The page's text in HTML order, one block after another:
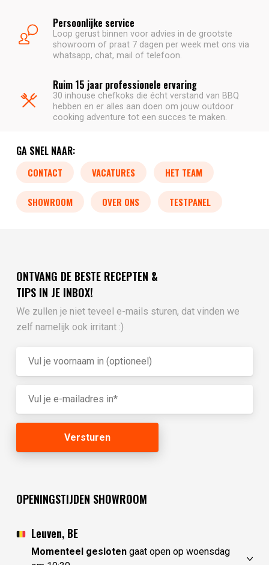
Persoonlijke service
Loop gerust binnen voor advies in de grootste
showroom of praat 7 dagen per week met ons via
whatsapp, chat, mail of telefoon.
Ruim 15 jaar professionele ervaring
30 inhouse chefkoks die écht verstand van BBQ
hebben en er alles aan doen om jouw outdoor
cooking adventure tot een succes te maken.
GA SNEL NAAR:
CONTACT VACATURES HET TEAM
SHOWROOM OVER ONS TESTPANEL
ONTVANG DE BESTE RECEPTEN &
TIPS IN JE INBOX!
We zullen je niet teveel e-mails sturen, dat vinden we
zelf namelijk ook irritant :)
OPENINGSTIJDEN SHOWROOM
Leuven, BE
Momenteel geslotengaat open op woensdag